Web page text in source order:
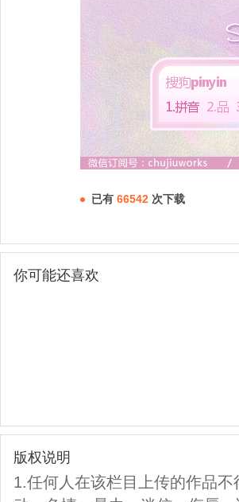
已有 66542 次下载
你可能还喜欢
版权说明
1.任何人在该栏目上传的作品